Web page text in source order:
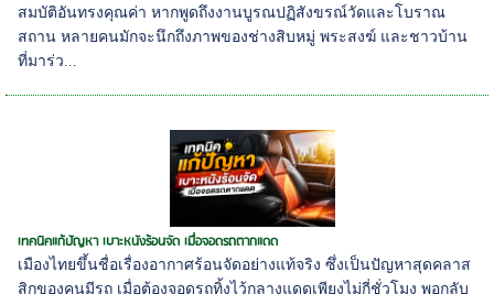
สมบัติอันทรงคุณค่า หากพูดถึงงานบูรณปฏิสังขรณ์วัดและโบราณ
สถาน หลายคนมักจะนึกถึงภาพของช่างสิบหมู่ พระสงฆ์ และชาวบ้าน
ที่มาร่ว...
เทคนิคแก้ปัญหา เบาะหนังร้อนจัด เมื่อจอดรถตากแดด
เมืองไทยขึ้นชื่อเรื่องอากาศร้อนจัดอย่างแท้จริง ซึ่งเป็นปัญหาสุดคลาส
สิกของคนมีรถ เมื่อต้องจอดรถทิ้งไว้กลางแดดเพียงไม่กี่ชั่วโมง พอกลับ